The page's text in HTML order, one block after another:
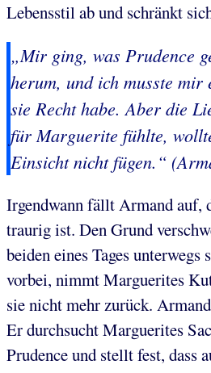
Lebensstil ab und schränkt
„Mir ging, was Prudence
herum, und ich musste mir
sie Recht habe. Aber die
für Marguerite fühlte,
Einsicht nicht fügen.“
Irgendwann fällt Armand auf,
traurig ist. Den Grund
beiden eines Tages
vorbei, nimmt Marguerites
sie nicht mehr zurück.
Er durchsucht Marguerites
Prudence und stellt fest, dass